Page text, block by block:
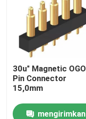
Kontrol kualitas
Hubungi kami
Berita
Semua Kasus
30u" Magnetic OGO
Pin Connector
15,0mm
mengirimkan